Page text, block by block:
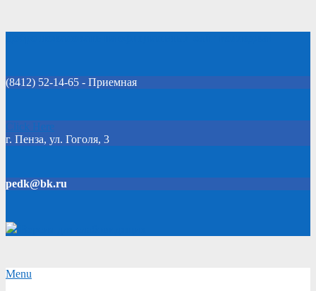
(8412) 52-14-65 - Приемная
Click Here
г. Пенза, ул. Гоголя, 3
pedk@bk.ru
Secondary
Menu